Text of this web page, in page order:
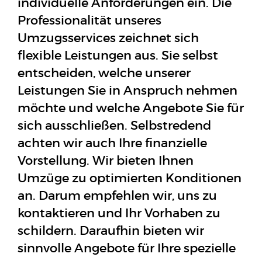
Professionalität unseres
Umzugsservices zeichnet sich
flexible Leistungen aus. Sie selbst
entscheiden, welche unserer
Leistungen Sie in Anspruch nehmen
möchte und welche Angebote Sie für
sich ausschließen. Selbstredend
achten wir auch Ihre finanzielle
Vorstellung. Wir bieten Ihnen
Umzüge zu optimierten Konditionen
an. Darum empfehlen wir, uns zu
kontaktieren und Ihr Vorhaben zu
schildern. Daraufhin bieten wir
sinnvolle Angebote für Ihre spezielle